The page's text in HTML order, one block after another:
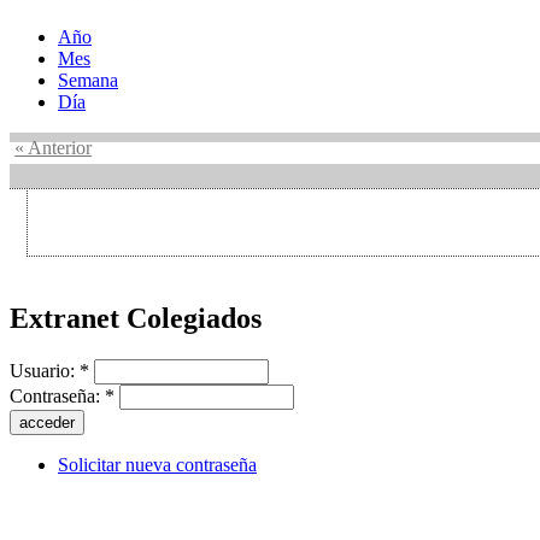
Año
Mes
Semana
Día
« Anterior
Extranet Colegiados
Usuario: *
Contraseña: *
Solicitar nueva contraseña